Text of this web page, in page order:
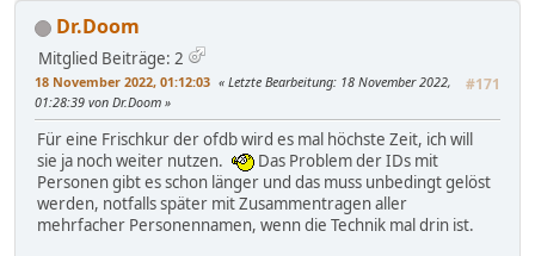
Dr.Doom
Mitglied Beiträge: 2
18 November 2022, 01:12:03 #171
Letzte Bearbeitung: 18 November 2022,
01:28:39 von Dr.Doom
Für eine Frischkur der ofdb wird es mal höchste Zeit, ich will
sie ja noch weiter nutzen.
Das Problem der IDs mit
Personen gibt es schon länger und das muss unbedingt gelöst
werden, notfalls später mit Zusammentragen aller
mehrfacher Personennamen, wenn die Technik mal drin ist.